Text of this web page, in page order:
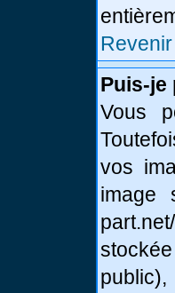
Puis-je
Vous
vos
image